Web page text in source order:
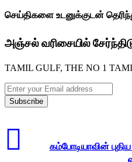
செய்திகளை உடனுக்குடன்
அஞ்சல் வரிசையில்
TAMIL GULF, THE NO 1
Enter
your
Email
கம்போடியாவின்